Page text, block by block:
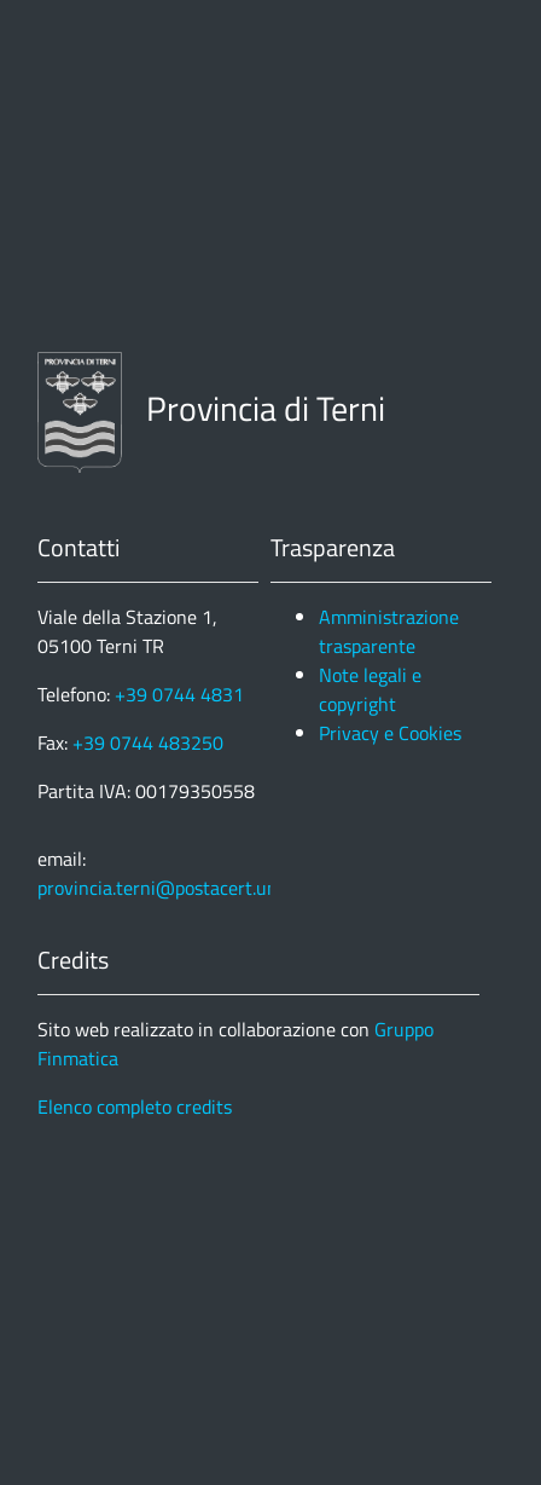
Provincia di Terni
Contatti
Viale della Stazione 1,
05100 Terni TR
Telefono: +39 0744 4831
Fax: +39 0744 483250
Partita IVA: 00179350558
email:
provincia.terni@postacert.umbria.it
Trasparenza
Amministrazione
trasparente
Note legali e
copyright
Privacy e Cookies
Credits
Sito web realizzato in collaborazione con Gruppo
Finmatica
Elenco completo credits